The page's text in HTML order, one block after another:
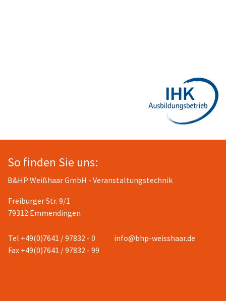
So finden Sie uns:
B&HP Weißhaar GmbH - Veranstaltungstechnik
Freiburger Str. 9/1
79312 Emmendingen
Tel +49(0)7641 / 97832 - 0
Fax +49(0)7641 / 97832 - 99
info@bhp-weisshaar.de